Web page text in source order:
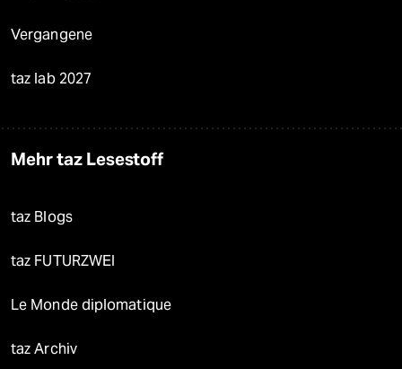
Vergangene
taz lab 2027
Mehr taz Lesestoff
taz Blogs
taz FUTURZWEI
Le Monde diplomatique
taz Archiv